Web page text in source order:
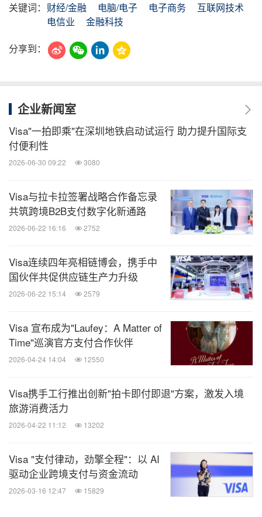
关键词： 财经/金融 电脑/电子 电子商务
互联网技术
电信业
金融科技
分享到：
企业新闻室
Visa"一拍即乘"在深圳地铁启动试运行 助力提升国际支
付便利性
2026-06-30 09:22 3080
Visa与拉卡拉签署战略合作备忘录
共筑跨境B2B支付数字化新通路
2026-06-22 16:16 2752
Visa连续四年亮相链博会，携手中
国伙伴共促供应链生产力升级
2026-06-22 15:14 2579
Visa 宣布成为"Laufey：A Matter of
Time"巡演官方支付合作伙伴
2026-04-24 14:04 12550
Visa携手工行推出创新"拍卡即付即退"方案，激发入境
旅游消费活力
2026-04-22 11:12 13202
Visa "支付律动，劲擎全程"：以 AI
驱动企业跨境支付与资金流动
2026-03-16 12:47 15829